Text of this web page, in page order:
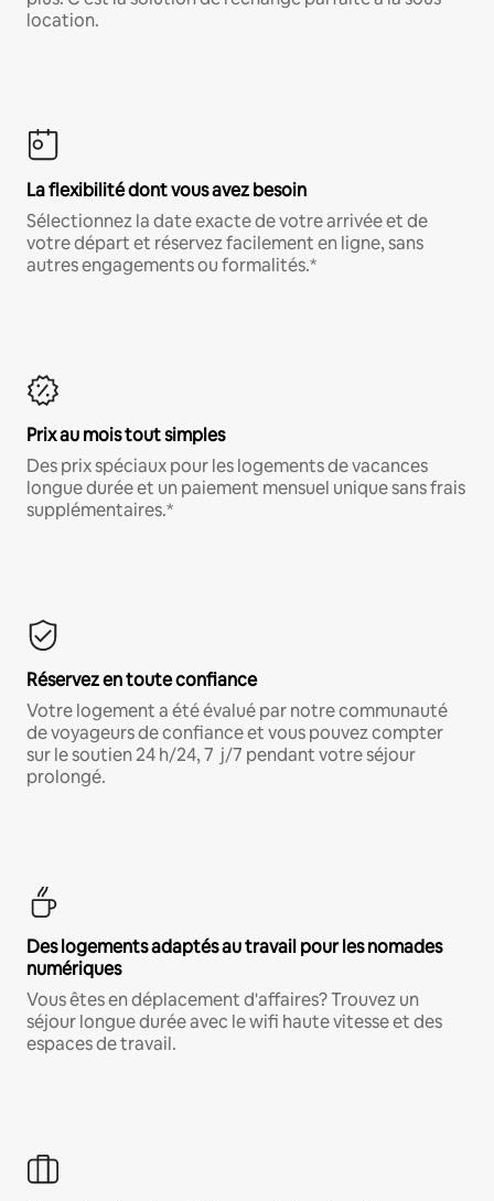
location.
La flexibilité dont vous avez besoin
Sélectionnez la date exacte de votre arrivée et de
votre départ et réservez facilement en ligne, sans
autres engagements ou formalités.*
Prix au mois tout simples
Des prix spéciaux pour les logements de vacances
longue durée et un paiement mensuel unique sans frais
supplémentaires.*
Réservez en toute confiance
Votre logement a été évalué par notre communauté
de voyageurs de confiance et vous pouvez compter
sur le soutien 24 h/24, 7 j/7 pendant votre séjour
prolongé.
Des logements adaptés au travail pour les nomades
numériques
Vous êtes en déplacement d'affaires? Trouvez un
séjour longue durée avec le wifi haute vitesse et des
espaces de travail.